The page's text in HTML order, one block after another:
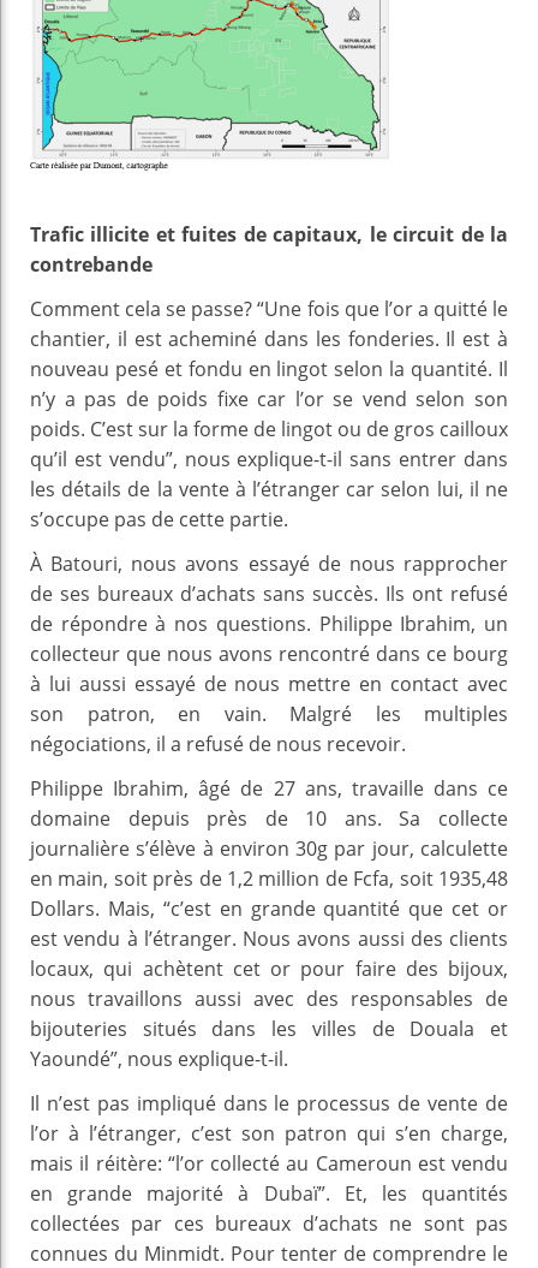
Trafic illicite et fuites de capitaux, le circuit de la
contrebande
Comment cela se passe? “Une fois que l’or a quitté le
chantier, il est acheminé dans les fonderies. Il est à
nouveau pesé et fondu en lingot selon la quantité. Il
n’y a pas de poids fixe car l’or se vend selon son
poids. C’est sur la forme de lingot ou de gros cailloux
qu’il est vendu”, nous explique-t-il sans entrer dans
les détails de la vente à l’étranger car selon lui, il ne
s’occupe pas de cette partie.
À Batouri, nous avons essayé de nous rapprocher
de ses bureaux d’achats sans succès. Ils ont refusé
de répondre à nos questions. Philippe Ibrahim, un
collecteur que nous avons rencontré dans ce bourg
à lui aussi essayé de nous mettre en contact avec
son patron, en vain. Malgré les multiples
négociations, il a refusé de nous recevoir.
Philippe Ibrahim, âgé de 27 ans, travaille dans ce
domaine depuis près de 10 ans. Sa collecte
journalière s’élève à environ 30g par jour, calculette
en main, soit près de 1,2 million de Fcfa, soit 1935,48
Dollars. Mais, “c’est en grande quantité que cet or
est vendu à l’étranger. Nous avons aussi des clients
locaux, qui achètent cet or pour faire des bijoux,
nous travaillons aussi avec des responsables de
bijouteries situés dans les villes de Douala et
Yaoundé”, nous explique-t-il.
Il n’est pas impliqué dans le processus de vente de
l’or à l’étranger, c’est son patron qui s’en charge,
mais il réitère: “l’or collecté au Cameroun est vendu
en grande majorité à Dubaï”. Et, les quantités
collectées par ces bureaux d’achats ne sont pas
connues du Minmidt. Pour tenter de comprendre le